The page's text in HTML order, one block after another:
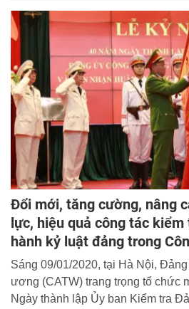
Đổi mới, tăng cường, nâng
lực, hiệu quả công tác
hành kỷ luật đảng trong
Sáng 09/01/2020, tại Hà Nội,
ương (CATW) trang trọng tổ chức
Ngày thành lập Ủy ban Kiểm tra